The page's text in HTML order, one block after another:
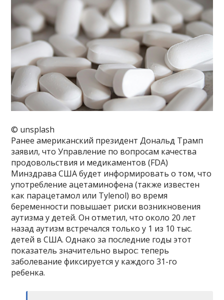
© unsplash
Ранее американский президент Дональд Трамп
заявил, что Управление по вопросам качества
продовольствия и медикаментов (FDA)
Минздрава США будет информировать о том, что
употребление ацетаминофена (также известен
как парацетамол или Tylenol) во время
беременности повышает риски возникновения
аутизма у детей. Он отметил, что около 20 лет
назад аутизм встречался только у 1 из 10 тыс.
детей в США. Однако за последние годы этот
показатель значительно вырос: теперь
заболевание фиксируется у каждого 31-го
ребенка.